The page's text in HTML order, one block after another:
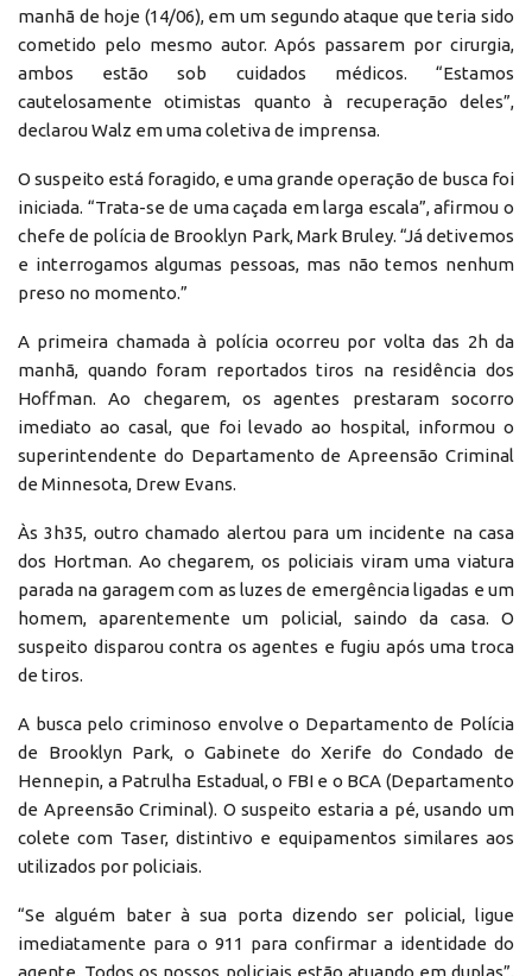
manhã de hoje (14/06), em um segundo ataque que teria sido
cometido pelo mesmo autor. Após passarem por cirurgia,
ambos estão sob cuidados médicos. “Estamos
cautelosamente otimistas quanto à recuperação deles”,
declarou Walz em uma coletiva de imprensa.
O suspeito está foragido, e uma grande operação de busca foi
iniciada. “Trata-se de uma caçada em larga escala”, afirmou o
chefe de polícia de Brooklyn Park, Mark Bruley. “Já detivemos
e interrogamos algumas pessoas, mas não temos nenhum
preso no momento.”
A primeira chamada à polícia ocorreu por volta das 2h da
manhã, quando foram reportados tiros na residência dos
Hoffman. Ao chegarem, os agentes prestaram socorro
imediato ao casal, que foi levado ao hospital, informou o
superintendente do Departamento de Apreensão Criminal
de Minnesota, Drew Evans.
Às 3h35, outro chamado alertou para um incidente na casa
dos Hortman. Ao chegarem, os policiais viram uma viatura
parada na garagem com as luzes de emergência ligadas e um
homem, aparentemente um policial, saindo da casa. O
suspeito disparou contra os agentes e fugiu após uma troca
de tiros.
A busca pelo criminoso envolve o Departamento de Polícia
de Brooklyn Park, o Gabinete do Xerife do Condado de
Hennepin, a Patrulha Estadual, o FBI e o BCA (Departamento
de Apreensão Criminal). O suspeito estaria a pé, usando um
colete com Taser, distintivo e equipamentos similares aos
utilizados por policiais.
“Se alguém bater à sua porta dizendo ser policial, ligue
imediatamente para o 911 para confirmar a identidade do
agente. Todos os nossos policiais estão atuando em duplas”,